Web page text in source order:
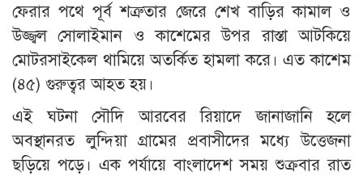
ফেরার পথে পূর্ব শত্রুতার জেরে শেখ বাড়ির কামাল ও
উজ্জ্বল সোলাইমান ও কাশেমের উপর রাস্তা আটকিয়ে
মোটরসাইকেল থামিয়ে অতর্কিত হামলা করে। এত কাশেম
(৪৫) গুরুত্বর আহত হয়।
এই ঘটনা সৌদি আরবের রিয়াদে জানাজানি হলে
অবস্থানরত লুন্দিয়া গ্রামের প্রবাসীদের মধ্যে উত্তেজনা
ছড়িয়ে পড়ে। এক পর্যায়ে বাংলাদেশ সময় শুক্রবার রাত